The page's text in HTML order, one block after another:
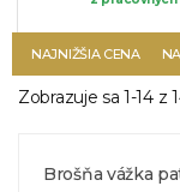
NAJNIŽŠIA CENA
Zobrazuje sa 1-14 z
Brošňa vážka